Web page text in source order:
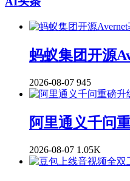
蚂蚁集团开源
2026-08-07 945
阿里通义千问
2026-08-07 1.05K